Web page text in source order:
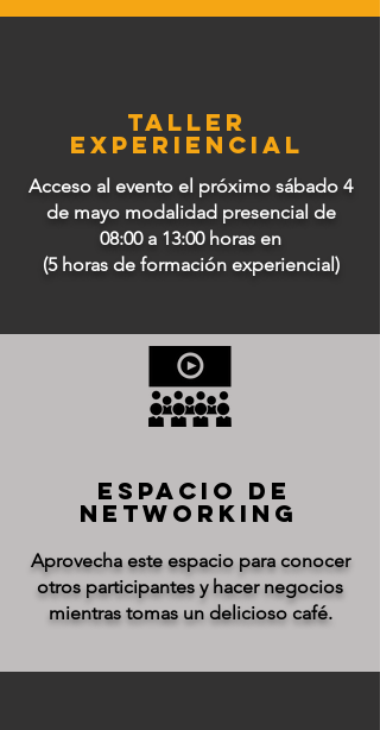
Taller
Experiencial
Acceso al evento el próximo sábado 4
de mayo modalidad presencial de
08:00 a 13:00 horas en
(5 horas de formación experiencial)
ESPACIO DE
NETWORKING
Aprovecha este espacio para conocer
otros participantes y hacer negocios
mientras tomas un delicioso café.